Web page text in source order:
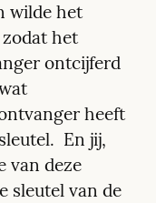
wilde het
het
ontcijferd
heeft
En jij,
van deze
sleutel van de